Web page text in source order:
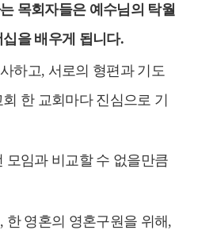
목회자들은 예수님의 탁월
을 배우게 됩니다.
하고, 서로의 형편과 기도
회 한 교회마다 진심으로 기
모임과 비교할 수 없을만큼
, 한 영혼의 영혼구원을 위해,